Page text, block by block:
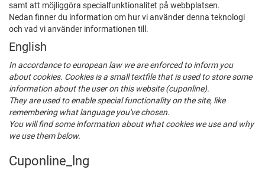
samt att möjliggöra specialfunktionalitet på webbplatsen.
Nedan finner du information om hur vi använder denna teknologi
och vad vi använder informationen till.
English
In accordance to european law we are enforced to inform you
about cookies. Cookies is a small textfile that is used to store some
information about the user on this website (cuponline).
They are used to enable special functionality on the site, like
remembering what language you've chosen.
You will find some information about what cookies we use and why
we use them below.
Cuponline_lng